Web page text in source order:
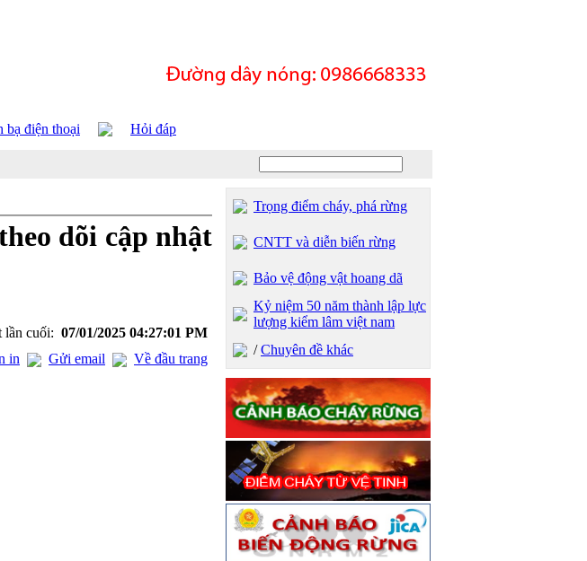
bạ điện thoại Hỏi đáp
dõi cập nhật
lần cuối: 07/01/2025 04:27:01 PM
in Gửi email Về đầu trang
Trọng điểm cháy, phá rừng
CNTT và diễn biến rừng
Bảo vệ động vật hoang dã
Kỷ niệm 50 năm thành lập lực
lượng kiểm lâm việt nam
/Chuyên đề khác